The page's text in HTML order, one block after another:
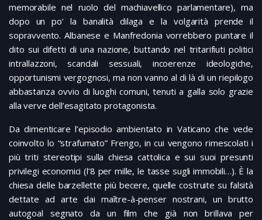
memorabile nel ruolo del machiavellico parlamentare), ma
dopo un po’ la banalità dilaga e la volgarità prende il
sopravvento. Albanese e Manfredonia vorrebbero puntare il
dito sui difetti di una nazione, buttando nel tritarifiuti politici
intrallazzoni, scandali sessuali, incoerenze ideologiche,
opportunismi vergognosi, ma non vanno al di là di un riepilogo
abbastanza ovvio di luoghi comuni, tenuti a galla solo grazie
alla verve dell’esagitato protagonista.
Da dimenticare l’episodio ambientato in Vaticano che vede
coinvolto lo “strafumato” Frengo, in cui vengono rimescolati i
più triti stereotipi sulla chiesa cattolica e sui suoi presunti
privilegi economici (l’8 per mille, le tasse sugli immobili…). È la
chiesa delle barzellette più becere, quelle costruite su falsità
dettate ad arte dai maître-à-penser nostrani, un brutto
autogoal segnato da un film che già non brillava per